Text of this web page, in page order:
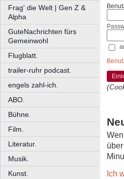
Frag' die Welt | Gen Z &
Alpha
GuteNachrichten fürs
Gemeinwohl
Flugblatt.
trailer-ruhr podcast.
engels zahl-ich.
ABO.
Bühne.
Film.
Literatur.
Musik.
Kunst.
Ich